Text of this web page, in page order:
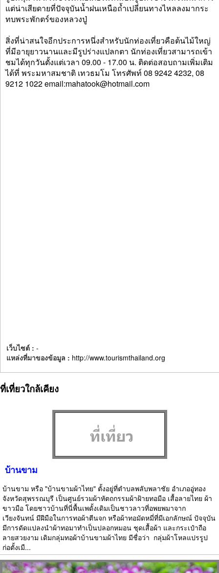
แต่น่าเสียดายที่ปัจจุบันน้ำฝนเหนือถ้ำเปลี่ยนทางไหลลงมากระ
ทบพระพักตร์ของหลวงปู่
สิ่งที่น่าสนใจอีกประการหนึ่งสำหรับนักท่องเที่ยวคือต้นไม้ใหญ่
ที่มีอายุยาวนานและมีรูปร่างแปลกตา นักท่องเที่ยวสามารถเข้า
ชมได้ทุกวันตั้งแต่เวลา 09.00 - 17.00 น. ติดต่อสอบถามเพิ่มเติม
ได้ที่ พระมหาสมชาติ เทวธมโม โทรศัพท์ 08 9242 4232, 08
9212 1022 email:mahatook@hotmail.com
เว็บไซต์ : -
แหล่งที่มาของข้อมูล : http://www.tourismthailand.org
ที่เที่ยวใกล้เคียง
บ้านขาม
บ้านขาม หรือ "บ้านขามผ้าไทย" ตั้งอยู่ที่ตำบลพลับพลาชัย อำเภออู่ทอง
จังหวัดสุพรรณบุรี เป็นศูนย์รวมผ้าหัตถกรรมผ้าฝ้ายทอมือ เสื้อลายไทย ผ้า
ขาวมือ โดยชาวบ้านที่นี่พื้นเพดั้งเดิมเป็นชาวลาวที่อพยพมาจาก
เวียงจันทน์ มีฝีมือในการทอผ้าตีนจก หรือผ้าทอมัดหมี่ที่มีเอกลักษณ์ ปัจจุบัน
มีการดัดแปลงนำผ้าทอมาทำเป็นปลอกหมอน ชุดเสื้อผ้า และกระเป๋าถือ
ลายสวยงาม เดิมกลุ่มทอผ้าบ้านขามผ้าไทย มีชื่อว่า  กลุ่มผ้าโหลแปรรูป 
ก่อตั้งเมื...